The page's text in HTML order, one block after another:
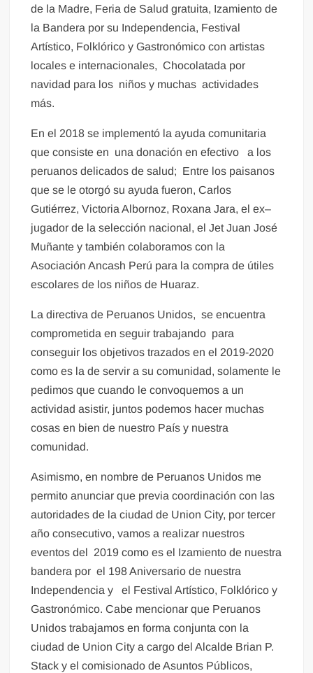
de la Madre, Feria de Salud gratuita, Izamiento de
la Bandera por su Independencia, Festival
Artístico, Folklórico y Gastronómico con artistas
locales e internacionales, Chocolatada por
navidad para los niños y muchas actividades
más.
En el 2018 se implementó la ayuda comunitaria
que consiste en una donación en efectivo a los
peruanos delicados de salud; Entre los paisanos
que se le otorgó su ayuda fueron, Carlos
Gutiérrez, Victoria Albornoz, Roxana Jara, el ex–
jugador de la selección nacional, el Jet Juan José
Muñante y también colaboramos con la
Asociación Ancash Perú para la compra de útiles
escolares de los niños de Huaraz.
La directiva de Peruanos Unidos, se encuentra
comprometida en seguir trabajando para
conseguir los objetivos trazados en el 2019-2020
como es la de servir a su comunidad, solamente le
pedimos que cuando le convoquemos a un
actividad asistir, juntos podemos hacer muchas
cosas en bien de nuestro País y nuestra
comunidad.
Asimismo, en nombre de Peruanos Unidos me
permito anunciar que previa coordinación con las
autoridades de la ciudad de Union City, por tercer
año consecutivo, vamos a realizar nuestros
eventos del 2019 como es el Izamiento de nuestra
bandera por el 198 Aniversario de nuestra
Independencia y el Festival Artístico, Folklórico y
Gastronómico. Cabe mencionar que Peruanos
Unidos trabajamos en forma conjunta con la
ciudad de Union City a cargo del Alcalde Brian P.
Stack y el comisionado de Asuntos Públicos,